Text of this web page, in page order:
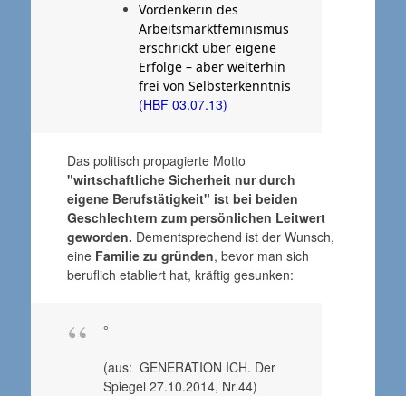
Vordenkerin des
Arbeitsmarktfeminismus
erschrickt über eigene
Erfolge – aber weiterhin
frei von Selbsterkenntnis
(HBF 03.07.13)
Das politisch propagierte Motto
"wirtschaftliche Sicherheit nur durch
eigene Berufstätigkeit" ist bei beiden
Geschlechtern zum persönlichen Leitwert
geworden. Dementsprechend ist der Wunsch,
eine Familie zu gründen, bevor man sich
beruflich etabliert hat, kräftig gesunken:
°
(aus: GENERATION ICH. Der
Spiegel 27.10.2014, Nr.44)